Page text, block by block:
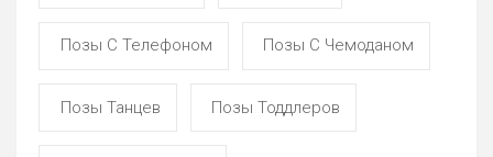
Позы С Телефоном Позы С Чемоданом
Позы Танцев Позы Тоддлеров